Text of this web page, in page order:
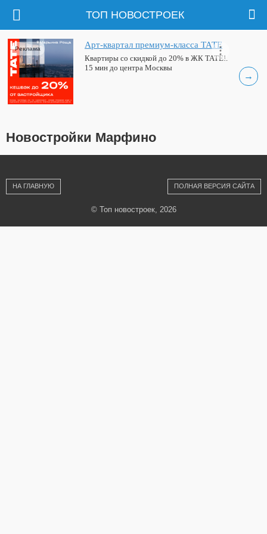
ТОП НОВОСТРОЕК
→
Арт-квартал премиум-класса ТАТЕ
Квартиры со скидкой до 20% в ЖК ТАТЕ!.
15 мин до центра Москвы
Реклама
Новостройки Марфино
НА ГЛАВНУЮ ПОЛНАЯ ВЕРСИЯ САЙТА
© Топ новостроек, 2026